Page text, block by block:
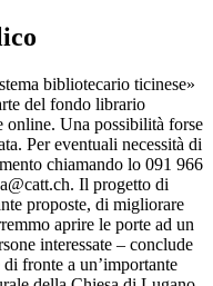
bibliotecario ticinese»
del fondo librario
online. Una possibilità forse
Per eventuali necessità di
chiamando lo 091 966
Il progetto di
proposte, di migliorare
aprire le porte ad un
interessate – conclude
fronte a un’importante